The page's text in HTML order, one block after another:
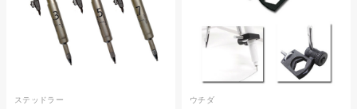
ステッドラー ウチダ